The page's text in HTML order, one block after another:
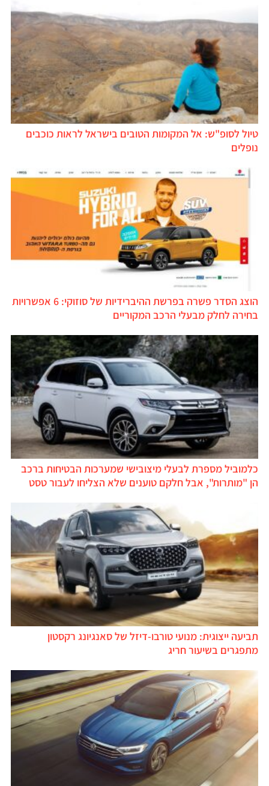
טיול לסופ"ש: אל המקומות הטובים בישראל לראות כוכבים
נופלים
הוצג הסדר פשרה בפרשת ההיברידיות של סוזוקי: 6 אפשרויות
בחירה לחלק מבעלי הרכב המקוריים
כלמוביל מספרת לבעלי מיצובישי שמערכות הבטיחות ברכב
הן "מותרות", אבל חלקם טוענים שלא הצליחו לעבור טסט
תביעה ייצוגית: מנועי טורבו-דיזל של סאנגיונג רקסטון
מתפגרים בשיעור חריג